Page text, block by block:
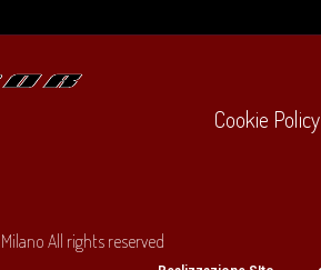
Cookie Policy
All rights reserved